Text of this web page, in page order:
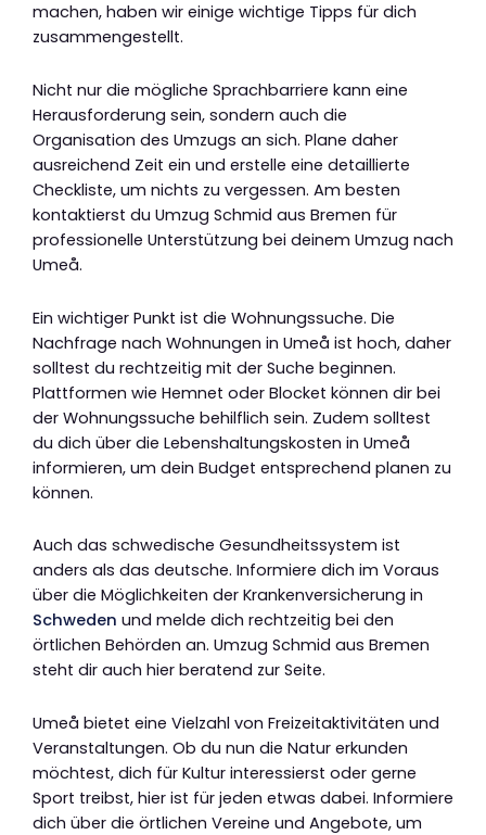
machen, haben wir einige wichtige Tipps für dich
zusammengestellt.
Nicht nur die mögliche Sprachbarriere kann eine
Herausforderung sein, sondern auch die
Organisation des Umzugs an sich. Plane daher
ausreichend Zeit ein und erstelle eine detaillierte
Checkliste, um nichts zu vergessen. Am besten
kontaktierst du Umzug Schmid aus Bremen für
professionelle Unterstützung bei deinem Umzug nach
Umeå.
Ein wichtiger Punkt ist die Wohnungssuche. Die
Nachfrage nach Wohnungen in Umeå ist hoch, daher
solltest du rechtzeitig mit der Suche beginnen.
Plattformen wie Hemnet oder Blocket können dir bei
der Wohnungssuche behilflich sein. Zudem solltest
du dich über die Lebenshaltungskosten in Umeå
informieren, um dein Budget entsprechend planen zu
können.
Auch das schwedische Gesundheitssystem ist
anders als das deutsche. Informiere dich im Voraus
über die Möglichkeiten der Krankenversicherung in
Schweden und melde dich rechtzeitig bei den
örtlichen Behörden an. Umzug Schmid aus Bremen
steht dir auch hier beratend zur Seite.
Umeå bietet eine Vielzahl von Freizeitaktivitäten und
Veranstaltungen. Ob du nun die Natur erkunden
möchtest, dich für Kultur interessierst oder gerne
Sport treibst, hier ist für jeden etwas dabei. Informiere
dich über die örtlichen Vereine und Angebote, um